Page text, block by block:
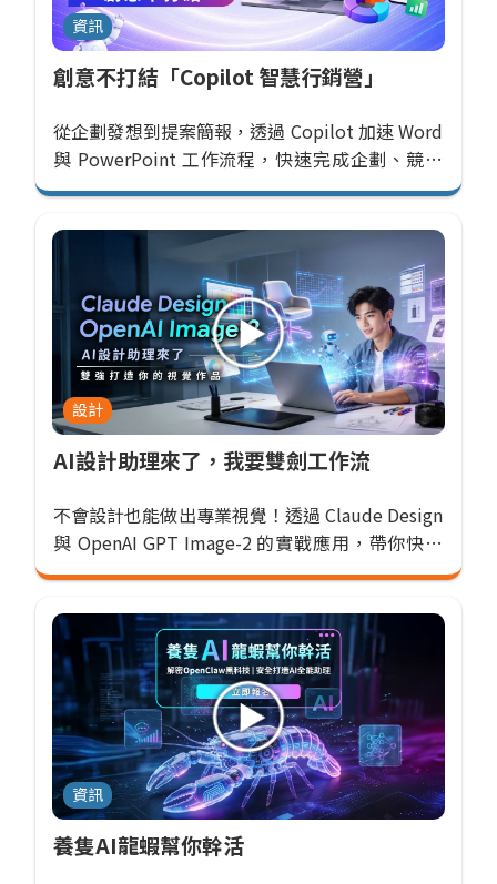
資訊
創意不打結「Copilot 智慧行銷營」
從企劃發想到提案簡報，透過 Copilot 加速 Word
與 PowerPoint 工作流程，快速完成企劃、競品
分析與簡報製作，輕鬆提升辦公效率。
設計
AI設計助理來了，我要雙劍工作流
不會設計也能做出專業視覺！透過 Claude Design
與 OpenAI GPT Image-2 的實戰應用，帶你快速
掌握 AI 視覺創作流程，輕鬆打造吸睛
資訊
養隻AI龍蝦幫你幹活